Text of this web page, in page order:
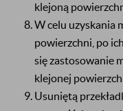
klejoną
W celu uzyskania
powierzchni, po
się zastosowanie
klejonej
Usuniętą